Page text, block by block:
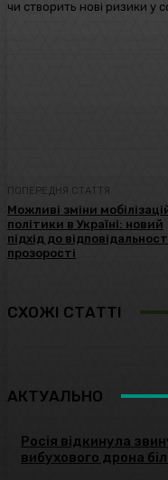
чи створить нові ризики у
ПОПЕРЕДНЯ СТАТТЯ
Можливі зміни
політики в Україні: новий
підхід до
прозорості
СХОЖІ СТАТТІ
АКТУАЛЬНО
Росія відкинула
вибухового дрона